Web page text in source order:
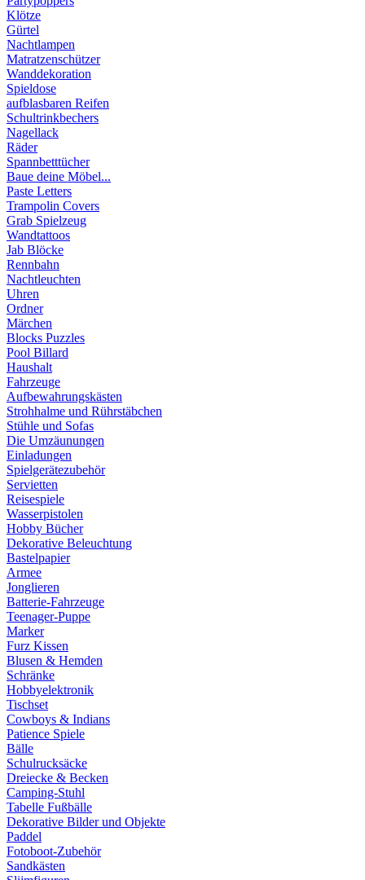
Klötze
Gürtel
Nachtlampen
Matratzenschützer
Wanddekoration
Spieldose
aufblasbaren Reifen
Schultrinkbechers
Nagellack
Räder
Spannbetttücher
Baue deine Möbel...
Paste Letters
Trampolin Covers
Grab Spielzeug
Wandtattoos
Jab Blöcke
Rennbahn
Nachtleuchten
Uhren
Ordner
Märchen
Blocks Puzzles
Pool Billard
Haushalt
Fahrzeuge
Aufbewahrungskästen
Strohhalme und Rührstäbchen
Stühle und Sofas
Die Umzäunungen
Einladungen
Spielgerätezubehör
Servietten
Reisespiele
Wasserpistolen
Hobby Bücher
Dekorative Beleuchtung
Bastelpapier
Armee
Jonglieren
Batterie-Fahrzeuge
Teenager-Puppe
Marker
Furz Kissen
Blusen & Hemden
Schränke
Hobbyelektronik
Tischset
Cowboys & Indians
Patience Spiele
Bälle
Schulrucksäcke
Dreiecke & Becken
Camping-Stuhl
Tabelle Fußbälle
Dekorative Bilder und Objekte
Paddel
Fotoboot-Zubehör
Sandkästen